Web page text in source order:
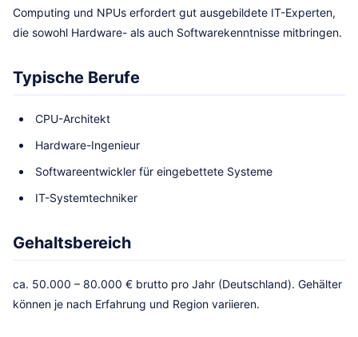
Computing und NPUs erfordert gut ausgebildete IT-Experten,
die sowohl Hardware- als auch Softwarekenntnisse mitbringen.
Typische Berufe
CPU-Architekt
Hardware-Ingenieur
Softwareentwickler für eingebettete Systeme
IT-Systemtechniker
Gehaltsbereich
ca. 50.000 – 80.000 € brutto pro Jahr (Deutschland). Gehälter
können je nach Erfahrung und Region variieren.